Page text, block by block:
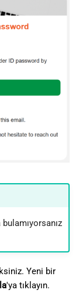
Yeni bir
'ya tıklayın.